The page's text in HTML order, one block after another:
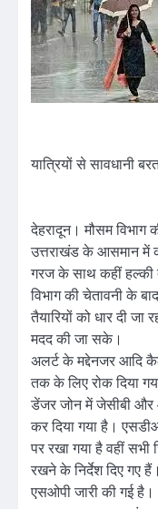
यात्रियों से सावधानी
देहरादून। मौसम विभाग
उत्तराखंड के आसमान में
गरज के साथ कहीं हल्की
विभाग की चेतावनी के
तैयारियों को धार दी
मदद की जा सके।
अलर्ट के मद्देनजर आदि
तक के लिए रोक दिया गया
डेंजर जोन में जेसीबी और
कर दिया गया है।
पर रखा गया है वहीं
रखने के निर्देश दिए गए
एसओपी जारी की गई है।